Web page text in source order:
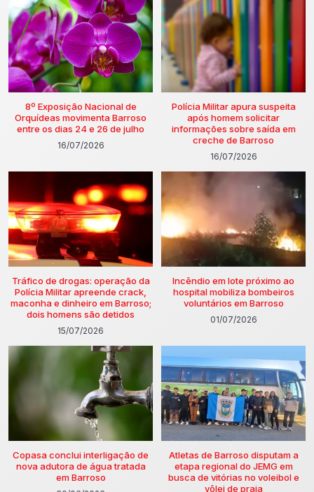
8º Exposição Nacional de
Orquídeas movimenta Barroso
entre os dias 24 e 26 de julho
16/07/2026
Polícia Militar apura suspeita
após homem solicitar
informações sobre saída em
creche de Barroso
16/07/2026
Tráfico de drogas: operação da
Polícia Militar apreende crack,
maconha e dinheiro em Barroso;
dois homens são detidos
15/07/2026
Incêndio em lote próximo ao
hospital mobiliza bombeiros
voluntários em Barroso
01/07/2026
Copasa conclui interligação de
nova adutora de água tratada
em Barroso
Atletas de Barroso disputam a
etapa regional do JEMG em
busca de vitórias no voleibol e
vôlei de praia